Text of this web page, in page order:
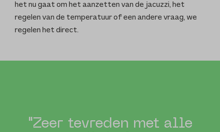
het nu gaat om het aanzetten van de jacuzzi, het
regelen van de temperatuur of een andere vraag, we
regelen het direct.
"Zeer tevreden met alle